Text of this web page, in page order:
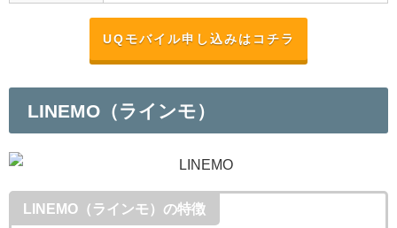
UQモバイル申し込みはコチラ
LINEMO（ラインモ）
LINEMO（ラインモ）の特徴